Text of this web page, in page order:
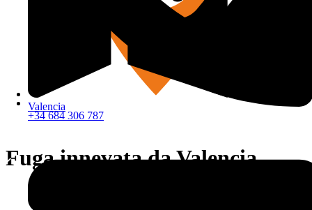
+34 684 306 787
Valencia
Fuga innevata da Valencia